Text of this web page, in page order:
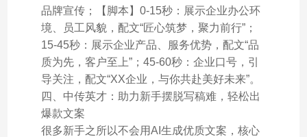
品牌宣传；【脚本】0-15秒：展示企业办公环
境、员工风貌，配文“匠心筑梦，聚力前行”；
15-45秒：展示企业产品、服务优势，配文“品
质为先，客户至上”；45-60秒：企业口号，引
导关注，配文“XX企业，与你共赴美好未来”。
四、中传英才：助力新手摆脱写稿难，轻松出
爆款文案
很多新手之所以不会用AI生成优质文案，核心